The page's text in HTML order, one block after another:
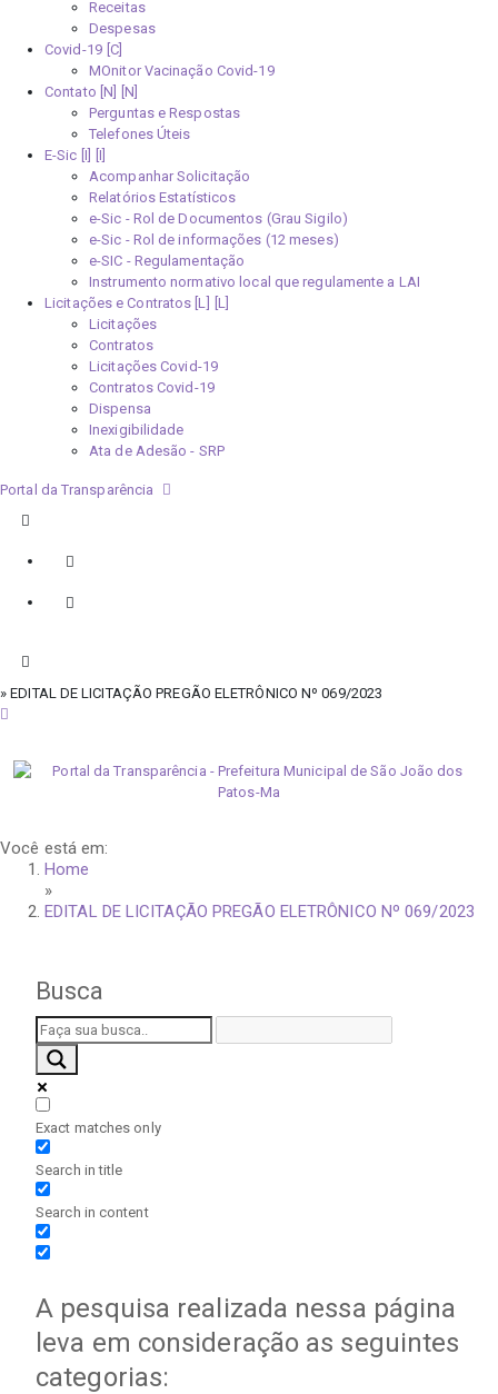
Receitas
Despesas
Covid-19
MOnitor Vacinação Covid-19
Contato [N]
Perguntas e Respostas
Telefones Úteis
E-Sic [I]
Acompanhar Solicitação
Relatórios Estatísticos
e-Sic - Rol de Documentos (Grau Sigilo)
e-Sic - Rol de informações (12 meses)
e-SIC - Regulamentação
Instrumento normativo local que regulamente a LAI
Licitações e Contratos [L]
Licitações
Contratos
Licitações Covid-19
Contratos Covid-19
Dispensa
Inexigibilidade
Ata de Adesão - SRP
Portal da Transparência
» EDITAL DE LICITAÇÃO PREGÃO ELETRÔNICO Nº 069/2023
Você está em:
Home
»
EDITAL DE LICITAÇÃO PREGÃO ELETRÔNICO Nº 069/2023
Busca
Exact matches only
Search in title
Search in content
A pesquisa realizada nessa página
leva em consideração as seguintes
categorias: